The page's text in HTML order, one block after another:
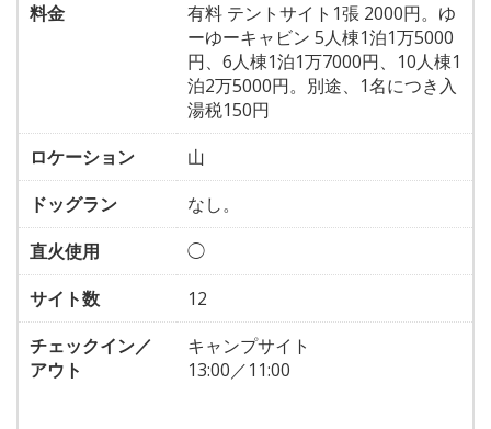
料金
有料 テントサイト1張 2000円。ゆ
ーゆーキャビン 5人棟1泊1万5000
円、6人棟1泊1万7000円、10人棟1
泊2万5000円。別途、1名につき入
湯税150円
ロケーション
山
ドッグラン
なし。
直火使用
◯
サイト数
12
チェックイン／
アウト
キャンプサイト
13:00／11:00